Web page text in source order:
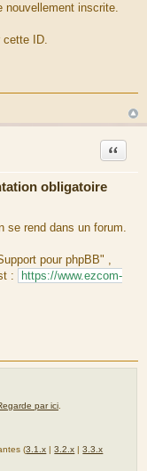
nouvellement inscrite.
cette ID.
obligatoire
Citation
se rend dans un forum.
pour phpBB" ,
:
https://www.ezcom-
par ici.
(3.1.x |3.2.x |3.3.x